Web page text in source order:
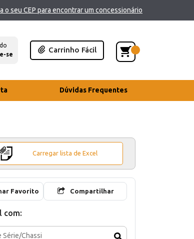
o seu CEP para encontrar um concessionário
se
Carrinho Fácil
Dúvidas Frequentes
Carregar lista de Excel
Favorito Compartilhar
com: